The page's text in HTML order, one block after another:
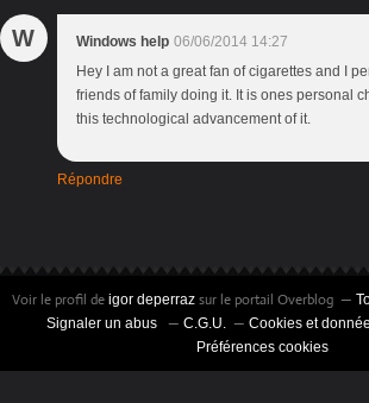
W Windows help 06/06/2014 14:27
Hey I am not a great fan of cigarettes and I
friends of family doing it. It is ones personal
this technological advancement of it.
Répondre
Voir le profil de igor deperraz sur le portail Overblog
Signaler un abus
C.G.U.
Cookies et
Préférences cookies